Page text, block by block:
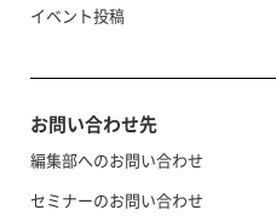
イベント投稿
お問い合わせ先
編集部へのお問い合わせ
セミナーのお問い合わせ